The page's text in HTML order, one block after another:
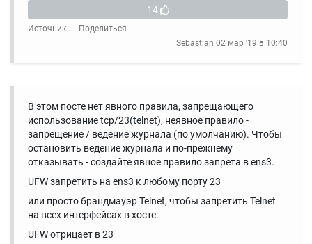
14
Источник
Поделиться
Sebastian 02 мар '19 в 10:40
В этом посте нет явного правила, запрещающего
использование tcp/23(telnet), неявное правило -
запрещение / ведение журнала (по умолчанию). Чтобы
остановить ведение журнала и по-прежнему
отказывать - создайте явное правило запрета в ens3.
UFW запретить на ens3 к любому порту 23
или просто брандмауэр Telnet, чтобы запретить Telnet
на всех интерфейсах в хосте:
UFW отрицает в 23